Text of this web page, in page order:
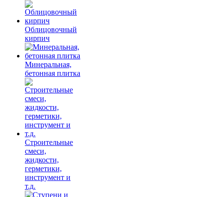
Облицовочный
кирпич
Минеральная,
бетонная плитка
Строительные
смеси,
жидкости,
герметики,
инструмент и
т.д.